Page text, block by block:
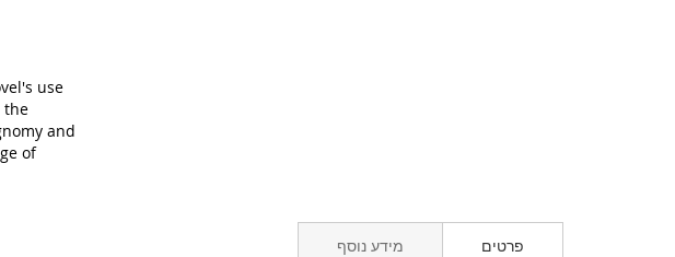
use
the
and
of
פרטים מידע נוסף